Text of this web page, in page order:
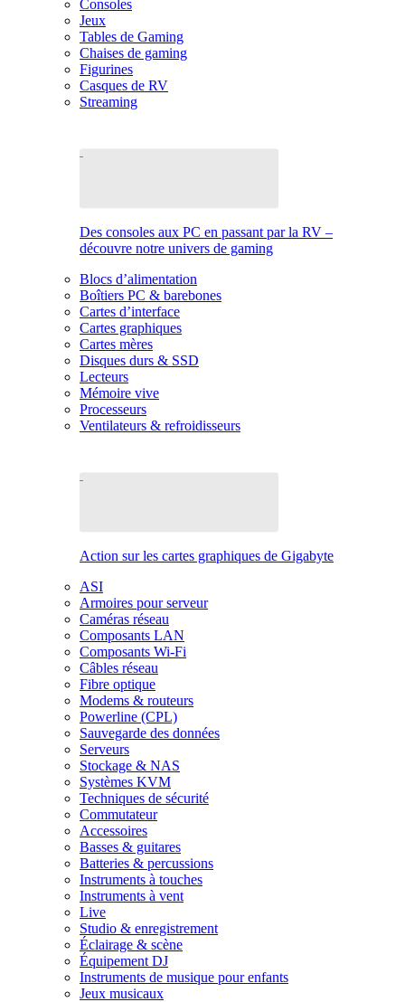
Consoles
Jeux
Tables de Gaming
Chaises de gaming
Figurines
Casques de RV
Streaming
Des consoles aux PC en passant par la RV –
découvre notre univers de gaming
Blocs d’alimentation
Boîtiers PC & barebones
Cartes d’interface
Cartes graphiques
Cartes mères
Disques durs & SSD
Lecteurs
Mémoire vive
Processeurs
Ventilateurs & refroidisseurs
Action sur les cartes graphiques de Gigabyte
ASI
Armoires pour serveur
Caméras réseau
Composants LAN
Composants Wi-Fi
Câbles réseau
Fibre optique
Modems & routeurs
Powerline (CPL)
Sauvegarde des données
Serveurs
Stockage & NAS
Systèmes KVM
Techniques de sécurité
Commutateur
Accessoires
Basses & guitares
Batteries & percussions
Instruments à touches
Instruments à vent
Live
Studio & enregistrement
Éclairage & scène
Équipement DJ
Instruments de musique pour enfants
Jeux musicaux